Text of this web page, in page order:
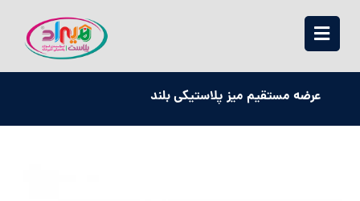
عرضه مستقیم میز پلاستیکی بلند